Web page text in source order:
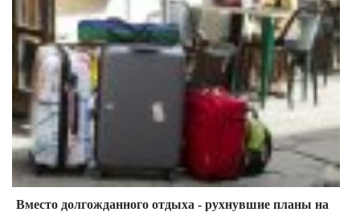
Вместо долгожданного отдыха - рухнувшие планы на